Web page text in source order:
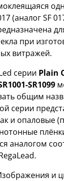
(аналог SF
при
витражей.
серии Plain
SR1099
общим
серии
и опаловые
аналогом
и